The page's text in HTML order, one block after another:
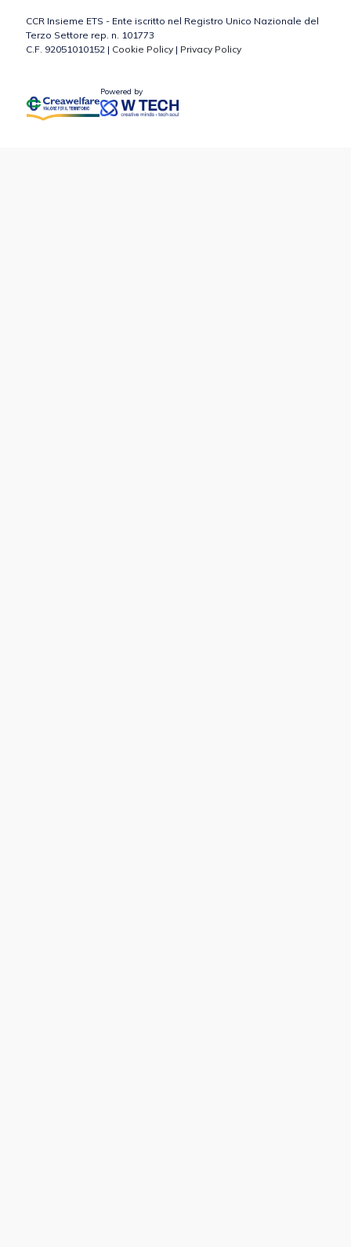
CCR Insieme ETS - Ente iscritto nel Registro Unico Nazionale del
Terzo Settore rep. n. 101773
C.F. 92051010152 | Cookie Policy | Privacy Policy
Powered by